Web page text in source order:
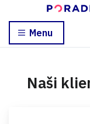
Menu
Naši